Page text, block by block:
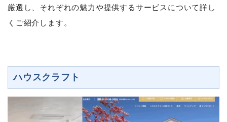
厳選し、それぞれの魅力や提供するサービスについて詳し
くご紹介します。
ハウスクラフト